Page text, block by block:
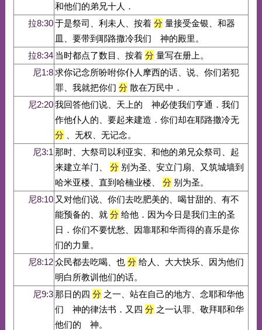
和他们的弟兄十人．
拉8:30于是祭司、利未人、按着 分量接受金银、和器
皿、要带到耶路撒冷我们 神的殿里。
拉8:34 当时都点了数目、按着 分量写在册上。
尼1:8求你记念所吩咐你仆人摩西的话、说、你们若犯
罪、我就把你们 分散在万民中．
尼2:20我回答他们说、天上的 神必使我们亨通．我们
作他仆人的、要起来建造．你们却在耶路撒冷无
分、无权、无记念。
尼3:1 那时、大祭司以利亚实、和他的弟兄众祭司、起
来建立羊门、
分别为圣、安立门扇、又筑城墙到
哈米亚楼、直到哈楠业楼、
分别为圣。
尼8:10 又对他们说、你们去吃肥美的、喝甘甜的、有不
能预备的、就 分给他．因为今日是我们主的圣
日．你们不要忧愁、因靠耶和华而得的喜乐是你
们的力量。
尼8:12众民都去吃喝、也 分给人、大大快乐、因为他们
明白所教训他们的话。
尼9:3那日的四 分之一、站在自己的地方、念耶和华他
们 神的律法书．又四 分之一认罪、敬拜耶和华
他们的 神。